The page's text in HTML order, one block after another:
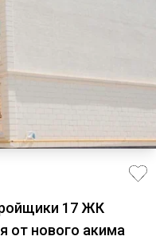
17 ЖК
от нового акима